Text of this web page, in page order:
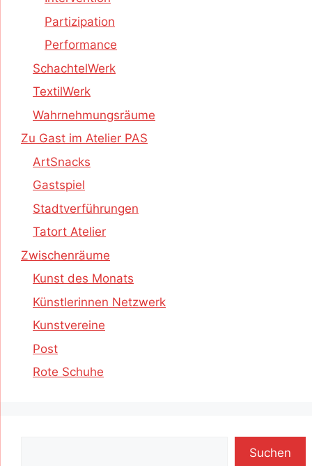
Partizipation
Performance
SchachtelWerk
TextilWerk
Wahrnehmungsräume
Zu Gast im Atelier PAS
ArtSnacks
Gastspiel
Stadtverführungen
Tatort Atelier
Zwischenräume
Kunst des Monats
Künstlerinnen Netzwerk
Kunstvereine
Post
Rote Schuhe
Suchen